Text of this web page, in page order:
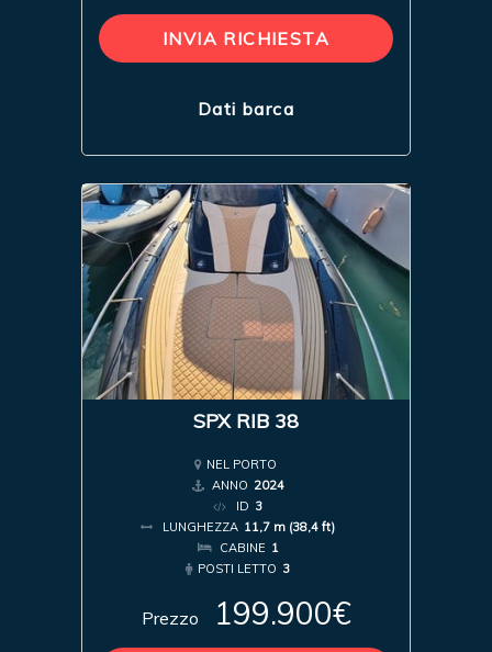
INVIA RICHIESTA
Dati barca
SPX RIB 38
NEL PORTO
ANNO 2024
ID 3
LUNGHEZZA 11,7 m (38,4 ft)
CABINE 1
POSTI LETTO 3
Prezzo 199.900€